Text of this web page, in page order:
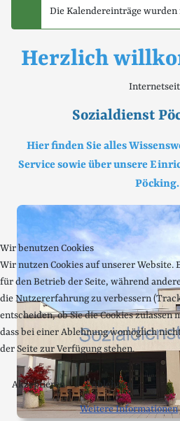
Die Kalendereinträge
Herzlich
Sozialdienst
Hier finden Sie alles
Service sowie über unsere
Pöcking.
Wir benutzen Cookies
Wir nutzen Cookies auf unserer Website.
für den Betrieb der Seite, während
die Nutzererfahrung zu verbessern
entscheiden, ob Sie die Cookies zulassen
dass bei einer Ablehnung womöglich
der Seite zur Verfügung stehen.
Akzeptieren Ablehnen
Weitere Informationen